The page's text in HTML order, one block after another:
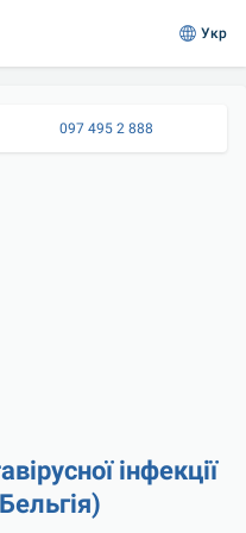
Укр
097 495 2 888
інфекції